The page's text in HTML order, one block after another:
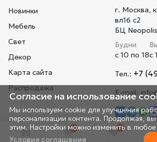
0 0
Новинки
Мебель
Свет
Декор
Карта сайта
Распродажа
г. Москва,
вл16 с2
БЦ
Будни
с 10 по 18с
Тел.: +7
E-mail:
Согласие на использование
Мы используем cookie для улучшения
персонализации контента. Продолжая,
этим. Настройки можно изменить в
Условия соглашения